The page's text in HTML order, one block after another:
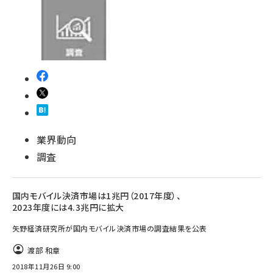
業界動向
調査
国内モバイル決済市場は1兆円（2017年度）、
2023年度には4.3兆円に拡大
矢野経済研究所が国内モバイル決済市場の調査結果を公表
渡部 和章
2018年11月26日 9:00